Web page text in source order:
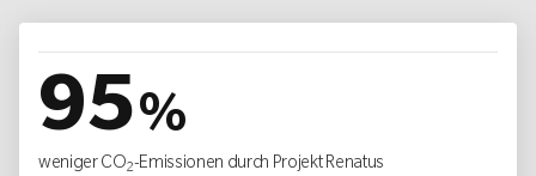
95%
weniger CO2-Emissionen durch Projekt Renatus